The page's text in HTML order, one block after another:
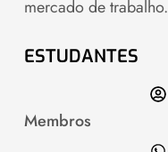
mercado de trabalho.
ESTUDANTES
Membros